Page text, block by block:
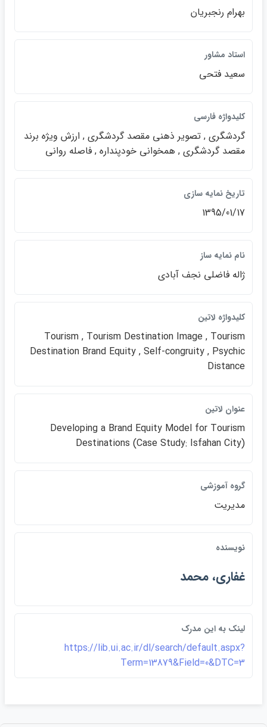
بهرام رنجبريان
استاد مشاور
سعيد فتحي
كليدواژه فارسي
گردشگري , تصوير ذهني مقصد گردشگري , ارزش ويژه برند
مقصد گردشگري , همخواني خودپنداره , فاصله رواني
تاريخ نمايه سازي
1395/01/17
نام نمايه ساز
ژاله فاضلي نجف آبادي
كليدواژه لاتين
Tourism , Tourism Destination Image , Tourism
Destination Brand Equity , Self-congruity , Psychic
Distance
عنوان لاتين
Developing a Brand Equity Model for Tourism
Destinations (Case Study: Isfahan City)
گروه آموزشي
مديريت
نويسنده
غفاري، محمد
لينک به اين مدرک
https://lib.ui.ac.ir/dl/search/default.aspx?
Term=13879&Field=0&DTC=3